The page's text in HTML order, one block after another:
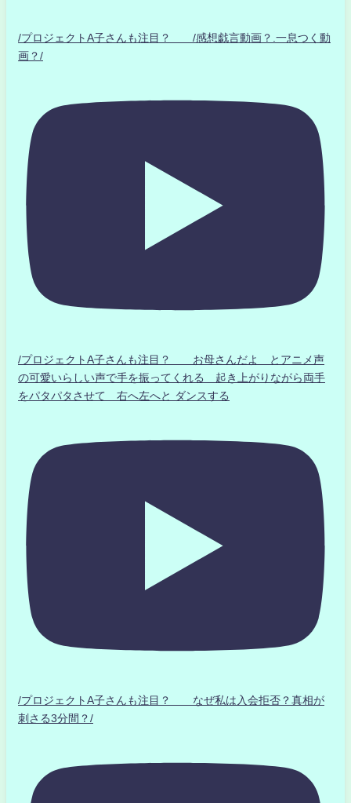
/プロジェクトA子さんも注目？ /感想戯言動画？.一息つく動
画？/
/プロジェクトA子さんも注目？ お母さんだよ とアニメ声
の可愛いらしい声で手を振ってくれる 起き上がりながら両手
をパタパタさせて 右へ左へと ダンスする
/プロジェクトA子さんも注目？ なぜ私は入会拒否？真相が
刺さる3分間？/